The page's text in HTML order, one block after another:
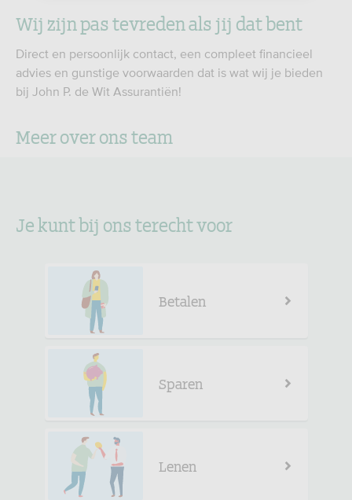
Wij zijn pas tevreden als jij dat bent
Direct en persoonlijk contact, een compleet financieel
advies en gunstige voorwaarden dat is wat wij je bieden
bij John P. de Wit Assurantiën!
Meer over ons team
Je kunt bij ons terecht voor
Betalen
Sparen
Lenen